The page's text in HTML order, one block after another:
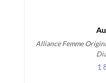
Alliance Femme
1